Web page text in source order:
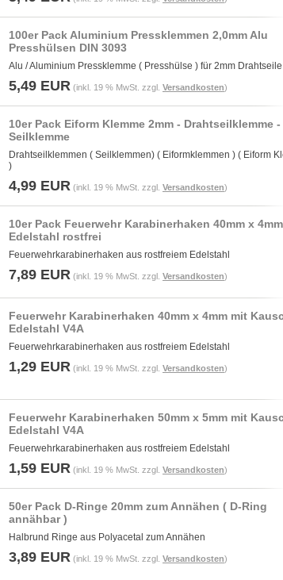
100er Pack Aluminium Pressklemmen 2,0mm Alu
Presshülsen DIN 3093
Alu / Aluminium Pressklemme ( Presshülse ) für 2mm Drahtseile
5,49 EUR (inkl. 19 % MwSt. zzgl. Versandkosten)
10er Pack Eiform Klemme 2mm - Drahtseilklemme -
Seilklemme
Drahtseilklemmen ( Seilklemmen) ( Eiformklemmen ) ( Eiform
)
4,99 EUR (inkl. 19 % MwSt. zzgl. Versandkosten)
10er Pack Feuerwehr Karabinerhaken 40mm x 4mm
Edelstahl rostfrei
Feuerwehrkarabinerhaken aus rostfreiem Edelstahl
7,89 EUR (inkl. 19 % MwSt. zzgl. Versandkosten)
Feuerwehr Karabinerhaken 40mm x 4mm mit
Edelstahl V4A
Feuerwehrkarabinerhaken aus rostfreiem Edelstahl
1,29 EUR (inkl. 19 % MwSt. zzgl. Versandkosten)
Feuerwehr Karabinerhaken 50mm x 5mm mit
Edelstahl V4A
Feuerwehrkarabinerhaken aus rostfreiem Edelstahl
1,59 EUR (inkl. 19 % MwSt. zzgl. Versandkosten)
50er Pack D-Ringe 20mm zum Annähen ( D-Ring
annähbar )
Halbrund Ringe aus Polyacetal zum Annähen
3,89 EUR (inkl. 19 % MwSt. zzgl. Versandkosten)